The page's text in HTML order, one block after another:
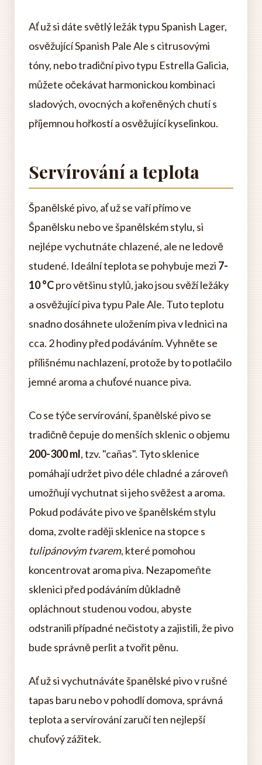
Ať už si dáte světlý ležák typu Spanish Lager,
osvěžující Spanish Pale Ale s citrusovými
tóny, nebo tradiční pivo typu Estrella Galicia,
můžete očekávat harmonickou kombinaci
sladových, ovocných a kořeněných chutí s
příjemnou hořkostí a osvěžující kyselinkou.
Servírování a teplota
Španělské pivo, ať už se vaří přímo ve
Španělsku nebo ve španělském stylu, si
nejlépe vychutnáte chlazené, ale ne ledově
studené. Ideální teplota se pohybuje mezi 7-
10 °Cpro většinu stylů, jako jsou svěží ležáky
a osvěžující piva typu Pale Ale. Tuto teplotu
snadno dosáhnete uložením piva v lednici na
cca. 2 hodiny před podáváním. Vyhněte se
přílišnému nachlazení, protože by to potlačilo
jemné aroma a chuťové nuance piva.
Co se týče servírování, španělské pivo se
tradičně čepuje do menších sklenic o objemu
200-300 ml, tzv. "cañas". Tyto sklenice
pomáhají udržet pivo déle chladné a zároveň
umožňují vychutnat si jeho svěžest a aroma.
Pokud podáváte pivo ve španělském stylu
doma, zvolte raději sklenice na stopce s
tulipánovým tvarem, které pomohou
koncentrovat aroma piva. Nezapomeňte
sklenici před podáváním důkladně
opláchnout studenou vodou, abyste
odstranili případné nečistoty a zajistili, že pivo
bude správně perlit a tvořit pěnu.
Ať už si vychutnáváte španělské pivo v rušné
tapas baru nebo v pohodlí domova, správná
teplota a servírování zaručí ten nejlepší
chuťový zážitek.